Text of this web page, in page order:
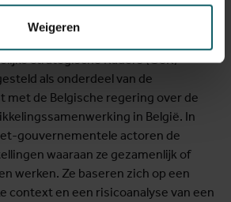
WeigerenKaders
Strategische Kaders (GSK)
als onderdeel van de
met de Belgische regering over de
in België. In
gouvernementele actoren de
waaraan ze gezamenlijk of
werken. Ze baseren zich op een
context en een risicoanalyse van een